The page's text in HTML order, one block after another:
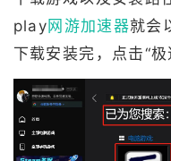
play网游加速器就会
下载安装完，点击“